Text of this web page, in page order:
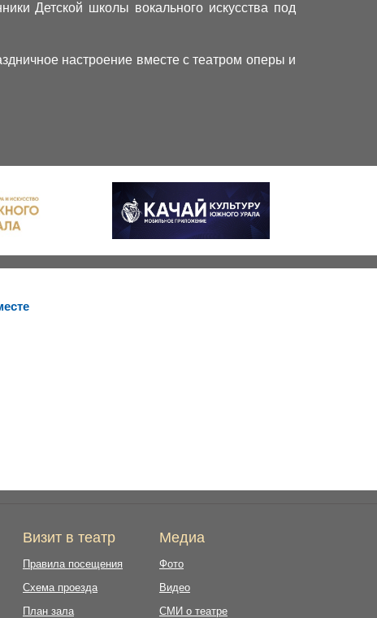
Детской школы вокального искусства под
настроение вместе с театром оперы и
Визит в театр
Правила посещения
Схема проезда
План зала
Медиа
Фото
Видео
СМИ о театре